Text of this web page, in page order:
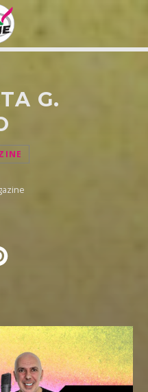
WEB:
G.